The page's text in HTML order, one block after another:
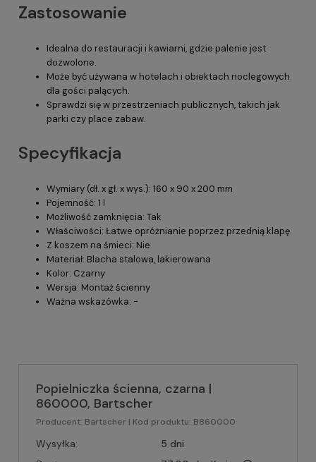
Zastosowanie
Idealna do restauracji i kawiarni, gdzie palenie jest
dozwolone.
Może być używana w hotelach i obiektach noclegowych
dla gości palących.
Sprawdzi się w przestrzeniach publicznych, takich jak
parki czy place zabaw.
Specyfikacja
Wymiary (dł. x gł. x wys.): 160 x 90 x 200 mm
Pojemność: 1 l
Możliwość zamknięcia: Tak
Właściwości: Łatwe opróżnianie poprzez przednią klapę
Z koszem na śmieci: Nie
Materiał: Blacha stalowa, lakierowana
Kolor: Czarny
Wersja: Montaż ścienny
Ważna wskazówka: -
Popielniczka ścienna, czarna |
860000, Bartscher
Producent: Bartscher | Kod produktu: B860000
Wysyłka:
5 dni